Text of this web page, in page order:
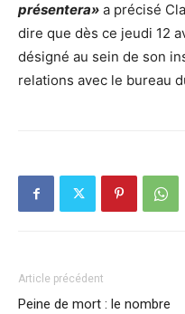
présentera» a précisé
dire que dès ce jeudi 12
désigné au sein de son
relations avec le bureau
Article précédent
Peine de mort : le nombre